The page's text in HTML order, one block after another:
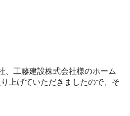
、工藤建設株式会社様のホーム
上げていただきましたので、そ